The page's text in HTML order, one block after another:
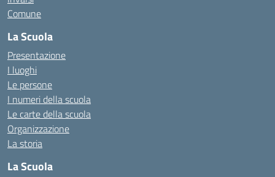
Comune
La Scuola
Presentazione
I luoghi
Le persone
I numeri della scuola
Le carte della scuola
Organizzazione
La storia
La Scuola